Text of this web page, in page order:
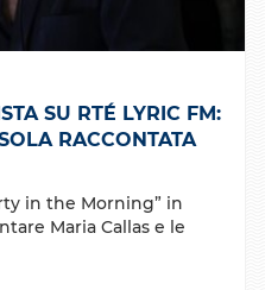
SU RTÉ LYRIC FM:
RACCONTATA
in the Morning” in
Maria Callas e le